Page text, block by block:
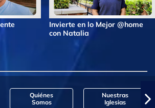
Invierte en lo Mejor @home
con Natalia
Quiénes
Somos
Nuestras
Iglesias